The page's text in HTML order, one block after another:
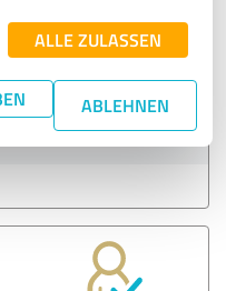
ALLE ZULASSEN
ABLEHNEN